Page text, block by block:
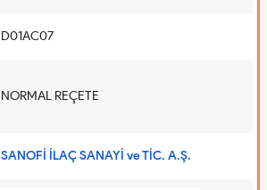
D01AC07
NORMAL REÇETE
SANOFİ İLAÇ SANAYİ ve TİC. A.Ş.